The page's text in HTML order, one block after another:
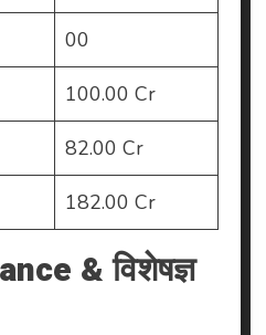
00
100.00 Cr
82.00 Cr
182.00 Cr
& विशेषज्ञ